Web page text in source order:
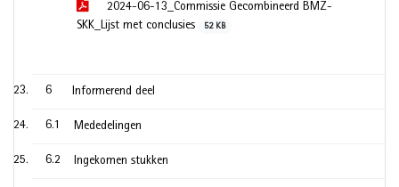
2024-06-13_Commissie Gecombineerd BMZ-
SKK_Lijst met conclusies
52 KB
6 Informerend deel
6.1 Mededelingen
6.2 Ingekomen stukken